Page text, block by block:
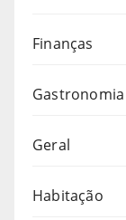
Finanças
Gastronomia
Geral
Habitação